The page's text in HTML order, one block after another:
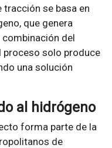
tracción se basa en
que genera
del
proceso solo produce
una solución
al hidrógeno
forma parte de la
de